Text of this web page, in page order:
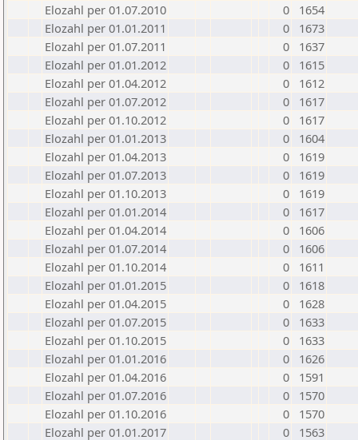
Elozahl per 01.07.2010
0
1654
Elozahl per 01.01.2011
0
1673
Elozahl per 01.07.2011
0
1637
Elozahl per 01.01.2012
0
1615
Elozahl per 01.04.2012
0
1612
Elozahl per 01.07.2012
0
1617
Elozahl per 01.10.2012
0
1617
Elozahl per 01.01.2013
0
1604
Elozahl per 01.04.2013
0
1619
Elozahl per 01.07.2013
0
1619
Elozahl per 01.10.2013
0
1619
Elozahl per 01.01.2014
0
1617
Elozahl per 01.04.2014
0
1606
Elozahl per 01.07.2014
0
1606
Elozahl per 01.10.2014
0
1611
Elozahl per 01.01.2015
0
1618
Elozahl per 01.04.2015
0
1628
Elozahl per 01.07.2015
0
1633
Elozahl per 01.10.2015
0
1633
Elozahl per 01.01.2016
0
1626
Elozahl per 01.04.2016
0
1591
Elozahl per 01.07.2016
0
1570
Elozahl per 01.10.2016
0
1570
Elozahl per 01.01.2017
0
1563